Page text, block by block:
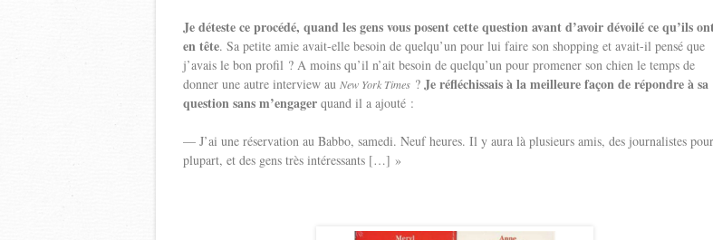
Je déteste ce procédé, quand les gens vous posent cette question avant d’avoir dévoilé ce qu’ils
en tête. Sa petite amie avait-elle besoin de quelqu’un pour lui faire son shopping et avait-il pensé que
j’avais le bon profil ? A moins qu’il n’ait besoin de quelqu’un pour promener son chien le temps de
donner une autre interview au New York Times ? Je réfléchissais à la meilleure façon de répondre à sa
question sans m’engager quand il a ajouté :
— J’ai une réservation au Babbo, samedi. Neuf heures. Il y aura là plusieurs amis, des journalistes
plupart, et des gens très intéressants […] »